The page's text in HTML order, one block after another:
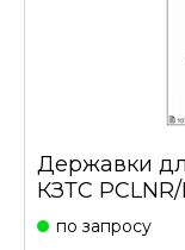
Державки
КЗТС
по запросу